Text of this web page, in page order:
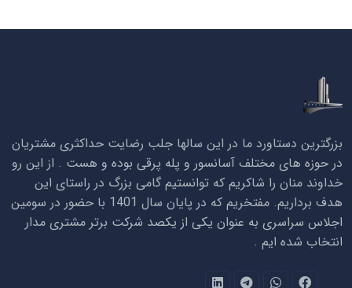
بزرگترین دستاورد ما در این سالها جلب رضایت حداکثری مشتریان
در حوزه های مختلف آسانسور و پله پرقی بوده و هست . از این رو
خداوند منان را شاکریم که توانستیم گامی بزرگ در راستای این
هدف برداریم. مفتخریم که در پایان سال 1401 با حضور در سومین
اجلاس سراسری به عنوان یکی از یکصد شرکت برتر مشتری مدار
انتخاب شده ایم .